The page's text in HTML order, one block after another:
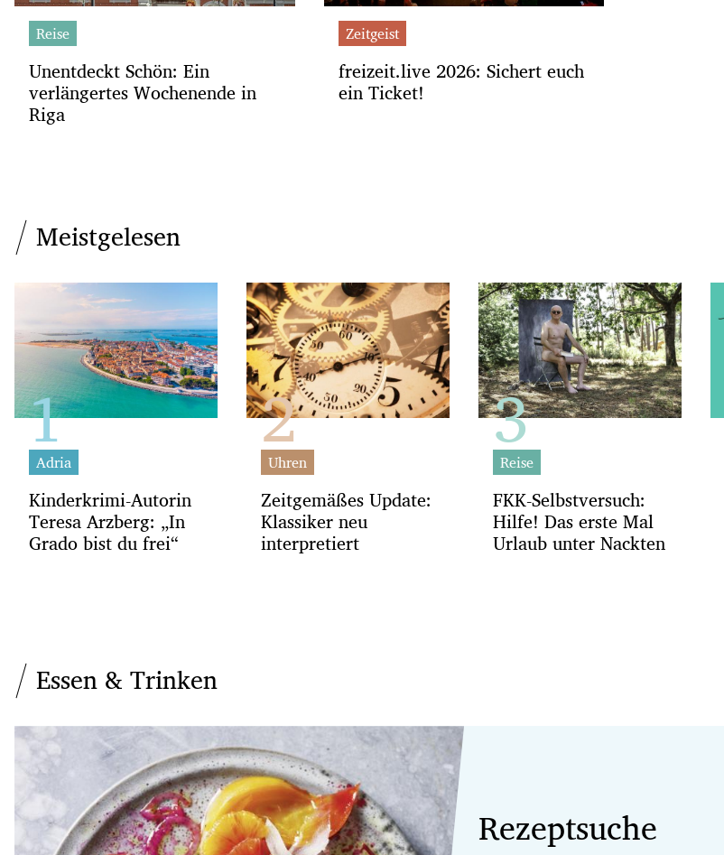
Reise
Unentdeckt Schön: Ein
verlängertes Wochenende in
Riga
Zeitgeist
freizeit.live 2026: Sichert euch
ein Ticket!
Meistgelesen
Adria
Kinderkrimi-Autorin
Teresa Arzberg: „In
Grado bist du frei“
Uhren
Zeitgemäßes Update:
Klassiker neu
interpretiert
Reise
FKK-Selbstversuch:
Hilfe! Das erste Mal
Urlaub unter Nackten
Essen & Trinken
Rezeptsuche